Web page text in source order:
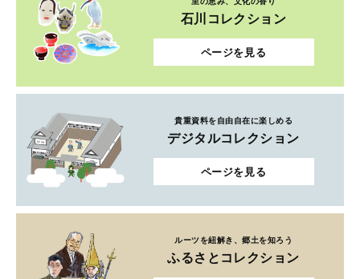
石川コレクション
ページを見る
貴重資料を自由自在に楽しめる
デジタルコレクション
ページを見る
ルーツを紐解き、郷土を知ろう
ふるさとコレクション